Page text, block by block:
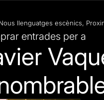
llenguatges escènics,
entrades per a